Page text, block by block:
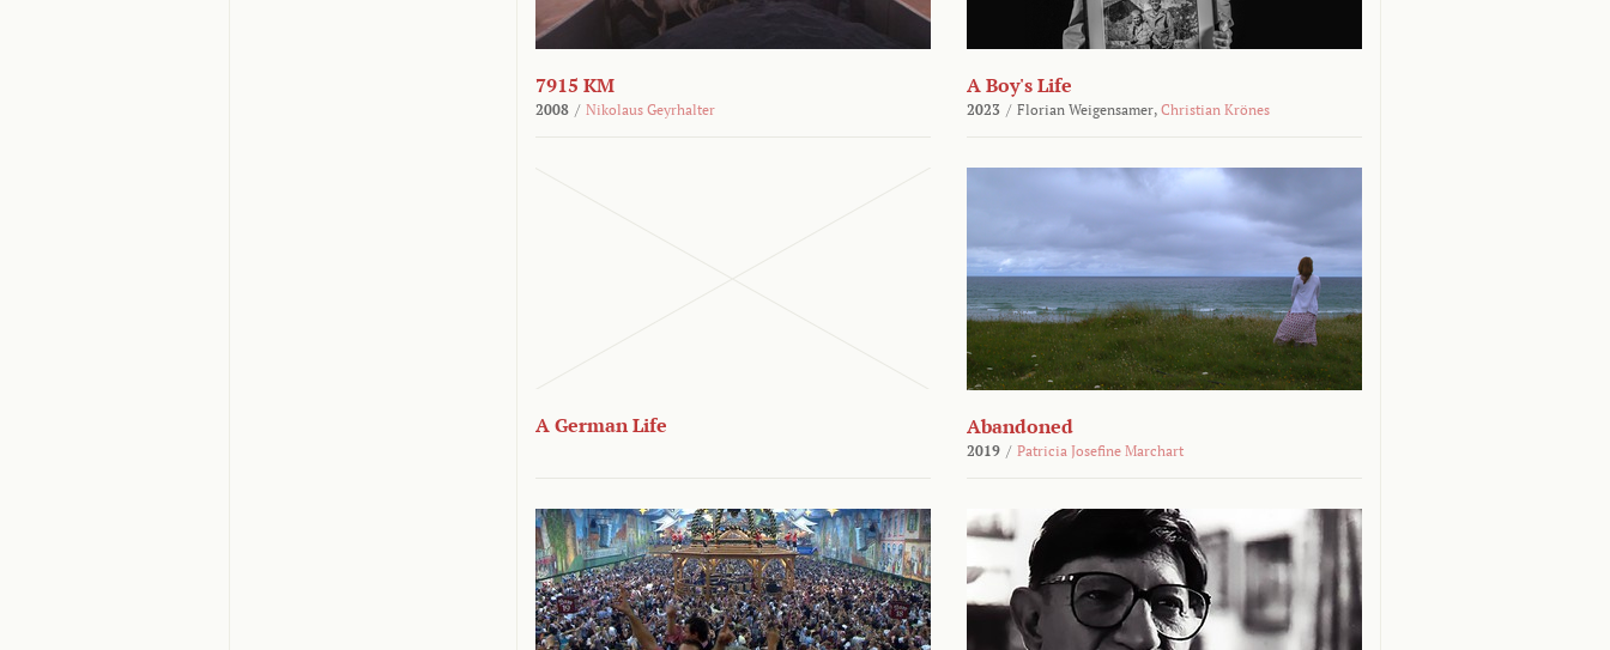
7915 KM
2008 / Nikolaus Geyrhalter
A Boy's Life
2023 / Florian Weigensamer, Christian Krönes
A German Life Abandoned
2019 / Patricia Josefine Marchart